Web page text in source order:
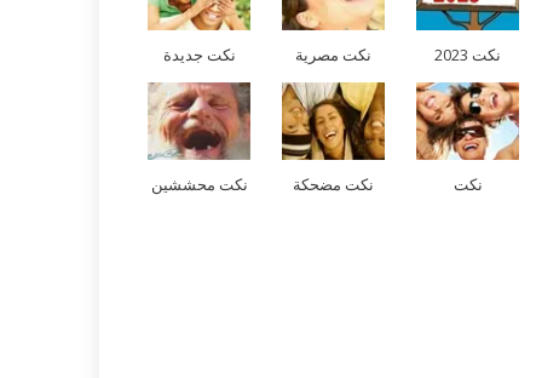
نكت 2023 نكت مصرية نكت جديدة
نكت نكت مضحكة نكت محششين